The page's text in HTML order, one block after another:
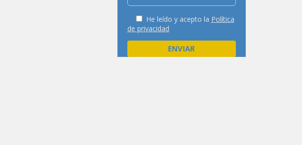
He leído y acepto la Política
de privacidad